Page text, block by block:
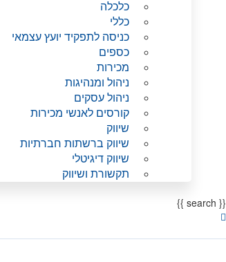
כלכלה
כללי
כניסה לתפקיד יועץ עצמאי
כספים
מכירות
ניהול ומנהיגות
ניהול עסקים
קורסים לאנשי מכירות
שיווק
שיווק ברשתות חברתיות
שיווק דיגיטלי
תקשורת ושיווק
{{ search }}